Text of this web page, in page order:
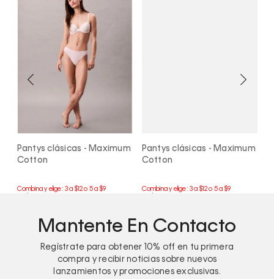
Pantys clásicas - Maximum
Cotton
Pantys clásicas - Maximum
Cotton
Mantente En Contacto
Regístrate para obtener 10% off en tu primera
compra y recibir noticias sobre nuevos
lanzamientos y promociones exclusivas.